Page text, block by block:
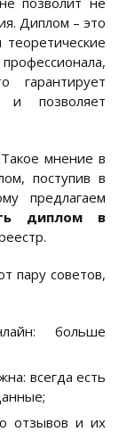
Диплом – это
гарантирует
и позволяет
мнение в
поступив в
предлагаем
диплом в
пару советов,
больше
всегда есть
отзывов и их